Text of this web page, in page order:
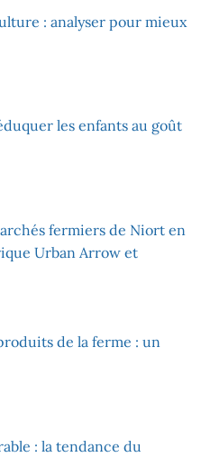
: analyser pour mieux
les enfants au goût
fermiers de Niort en
Urban Arrow et
de la ferme : un
: la tendance du